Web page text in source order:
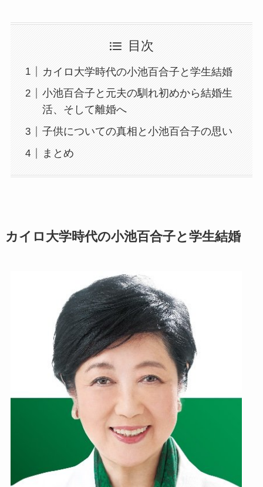
目次
カイロ大学時代の小池百合子と学生結婚
小池百合子と元夫の馴れ初めから結婚生
活、そして離婚へ
子供についての真相と小池百合子の思い
まとめ
カイロ大学時代の小池百合子と学生結婚